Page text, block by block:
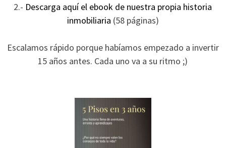
2.- Descarga aquí el ebook de nuestra propia historia
inmobiliaria (58 páginas)
Escalamos rápido porque habíamos empezado a invertir
15 años antes. Cada uno va a su ritmo ;)